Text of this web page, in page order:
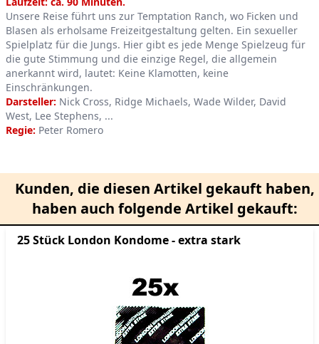
Unsere Reise führt uns zur Temptation Ranch, wo Ficken und
Blasen als erholsame Freizeitgestaltung gelten. Ein sexueller
Spielplatz für die Jungs. Hier gibt es jede Menge Spielzeug für
die gute Stimmung und die einzige Regel, die allgemein
anerkannt wird, lautet: Keine Klamotten, keine
Einschränkungen.
Darsteller: Nick Cross, Ridge Michaels, Wade Wilder, David
West, Lee Stephens, ...
Regie: Peter Romero
Kunden, die diesen Artikel gekauft haben,
haben auch folgende Artikel gekauft:
25 Stück London Kondome - extra stark